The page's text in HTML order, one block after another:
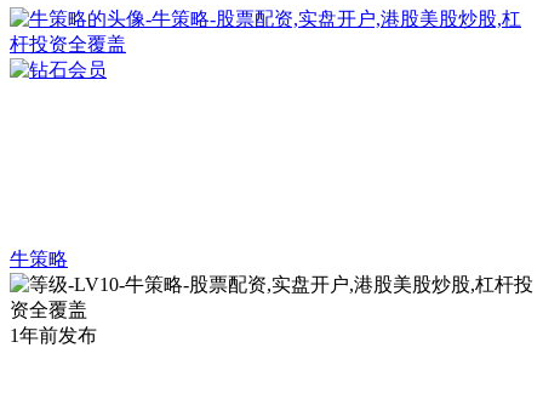
牛策略
1年前发布